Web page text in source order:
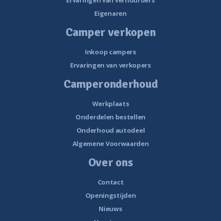
Eigenaren
Camper verkopen
Inkoop campers
Ervaringen van verkopers
Camperonderhoud
Werkplaats
Onderdelen bestellen
Onderhoud autodeel
Algemene Voorwaarden
Over ons
Contact
Openingstijden
Nieuws